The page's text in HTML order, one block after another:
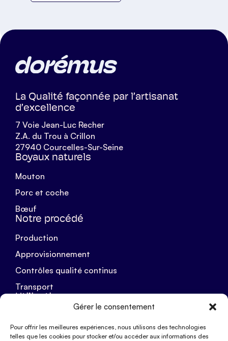
Gérer le consentement
Pour offrir les meilleures expériences, nous utilisons des technologies
telles que les cookies pour stocker et/ou accéder aux informations des
La Qualité façonnée par l’artisanat
d’excellence
7 Voie Jean-Luc Recher
Z.A. du Trou à Crillon
27940 Courcelles-Sur-Seine
Boyaux naturels
Mouton
Porc et coche
Bœuf
Notre procédé
Production
Approvisionnement
Contrôles qualité continus
Transport
Conservation